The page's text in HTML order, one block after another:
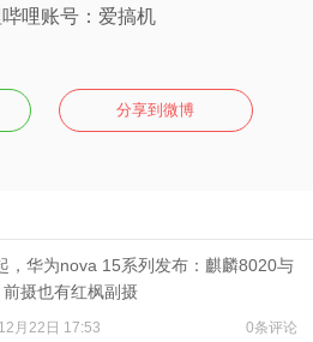
哩账号：爱搞机
分享到微博
，华为nova 15系列发布：麒麟8020与
摄也有红枫副摄
12月22日 17:53 0条评论